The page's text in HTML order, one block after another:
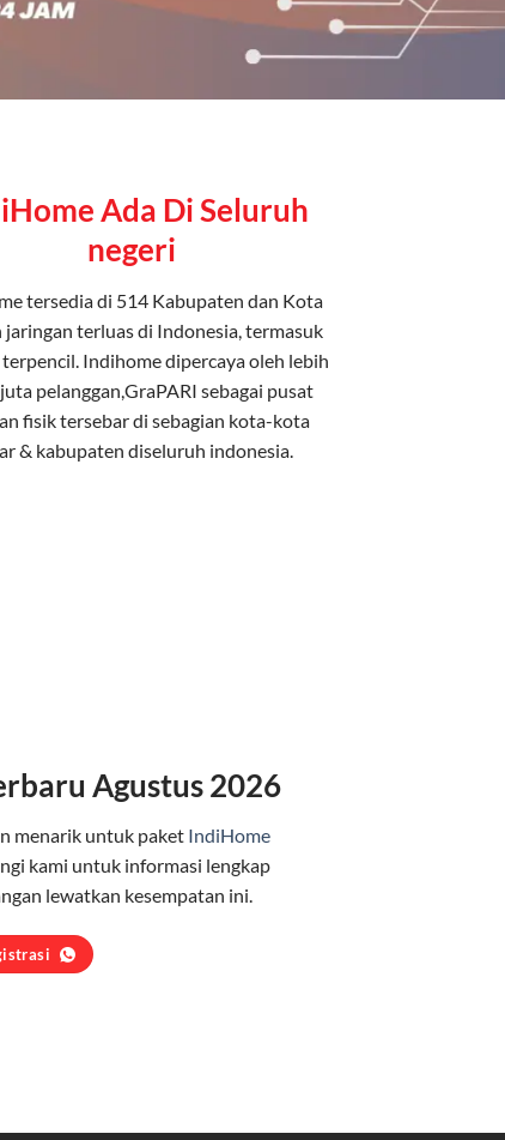
Ada Di Seluruh
negeri
tersedia di 514 Kabupaten dan Kota
jaringan terluas di Indonesia, termasuk
Indihome dipercaya oleh lebih
pelanggan,GraPARI sebagai pusat
fisik tersebar di sebagian kota-kota
& kabupaten diseluruh indonesia.
Agustus 2026
menarik untuk paket IndiHome
kami untuk informasi lengkap
lewatkan kesempatan ini.